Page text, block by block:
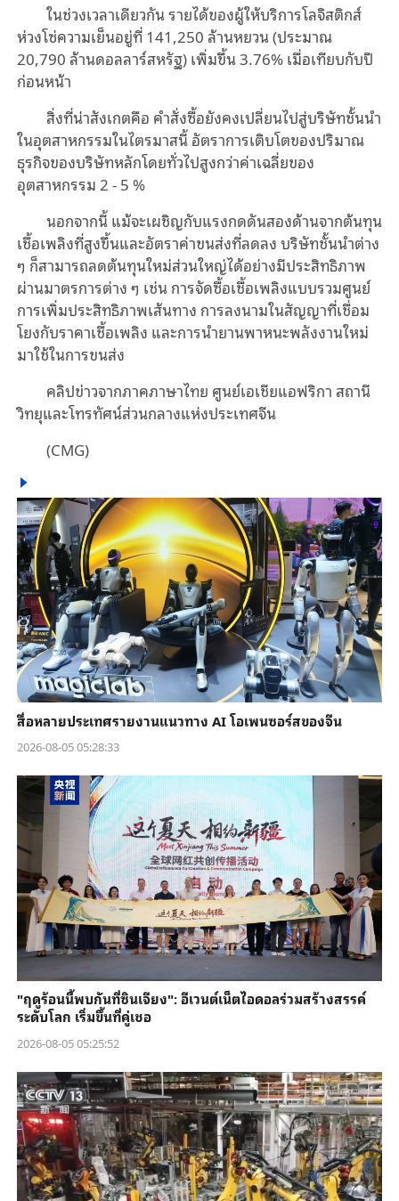
ในช่วงเวลาเดียวกัน รายได้ของผู้ให้บริการโลจิสติกส์
ห่วงโซ่ความเย็นอยู่ที่ 141,250 ล้านหยวน (ประมาณ
20,790 ล้านดอลลาร์สหรัฐ) เพิ่มขึ้น 3.76% เมื่อเทียบกับปี
ก่อนหน้า
สิ่งที่น่าสังเกตคือ คำสั่งซื้อยังคงเปลี่ยนไปสู่บริษัทชั้นนำ
ในอุตสาหกรรมในไตรมาสนี้ อัตราการเติบโตของปริมาณ
ธุรกิจของบริษัทหลักโดยทั่วไปสูงกว่าค่าเฉลี่ยของ
อุตสาหกรรม 2 - 5 %
นอกจากนี้ แม้จะเผชิญกับแรงกดดันสองด้านจากต้นทุน
เชื้อเพลิงที่สูงขึ้นและอัตราค่าขนส่งที่ลดลง บริษัทชั้นนำต่าง
ๆ ก็สามารถลดต้นทุนใหม่ส่วนใหญ่ได้อย่างมีประสิทธิภาพ
ผ่านมาตรการต่าง ๆ เช่น การจัดซื้อเชื้อเพลิงแบบรวมศูนย์
การเพิ่มประสิทธิภาพเส้นทาง การลงนามในสัญญาที่เชื่อม
โยงกับราคาเชื้อเพลิง และการนำยานพาหนะพลังงานใหม่
มาใช้ในการขนส่ง
คลิปข่าวจากภาคภาษาไทย ศูนย์เอเชียแอฟริกา สถานี
วิทยุและโทรทัศน์ส่วนกลางแห่งประเทศจีน
(CMG)
สื่อหลายประเทศรายงานแนวทาง AI โอเพนซอร์สของจีน
2026-08-05 05:28:33
"ฤดูร้อนนี้พบกันที่ซินเจียง": อีเวนต์เน็ตไอดอลร่วมสร้างสรรค์
ระดับโลก เริ่มขึ้นที่คู่เชอ
2026-08-05 05:25:52